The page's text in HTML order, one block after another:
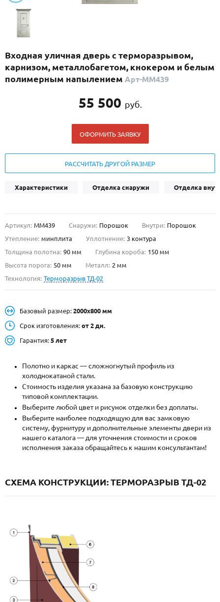
С реечным дизайном (29)
ПО НАЗНАЧЕНИЮ
ПО КОНСТРУКЦИИ
О НАС
Металлические двери от производителя с доставкой и установкой в
НАЙТИ:
INFO@META-M.RU
ЗАПРОСИТЬ РАСЧЕТ
Каталог
Записаться на замер
Входная уличная дверь с терморазрывом,
карнизом, металлобагетом, кнокером и белым
полимерным напылением Арт-ММ439
55 500 руб.
ОФОРМИТЬ ЗАЯВКУ
РАССЧИТАТЬ ДРУГОЙ РАЗМЕР
Характеристики Отделка снаружи Отделка
Артикул: ММ439 Снаружи: Порошок Внутри: Порошок
Утепление: минплита Уплотнение: 3 контура
Толщина полотна: 90 мм Глубина короба: 150 мм
Высота порога: 50 мм Металл: 2 мм
Технология: Терморазрыв ТД-02
Базовый размер: 2000х800 мм
Срок изготовления: от 2 дн.
Гарантия: 5 лет
Полотно и каркас — сложногнутый профиль из
холоднокатаной стали.
Стоимость изделия указана за базовую конструкцию
типовой комплектации.
Выберите любой цвет и рисунок отделки без доплаты.
Выберите наиболее подходящую для вас замковую
систему, фурнитуру и дополнительные элементы двери из
нашего каталога — для уточнения стоимости и сроков
исполнения заказа обращайтесь к нашим консультантам!
СХЕМА КОНСТРУКЦИИ: ТЕРМОРАЗРЫВ ТД-02